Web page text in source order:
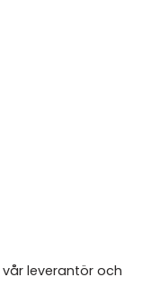
leverantör och